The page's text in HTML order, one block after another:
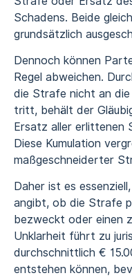
Schadens. Beide
grundsätzlich
Dennoch können
Regel abweichen.
die Strafe nicht an
tritt, behält der
Ersatz aller erlittenen
Diese Kumulation
maßgeschneiderter
Daher ist es
angibt, ob die Strafe
bezweckt oder einen
Unklarheit führt zu
durchschnittlich €
entstehen können,